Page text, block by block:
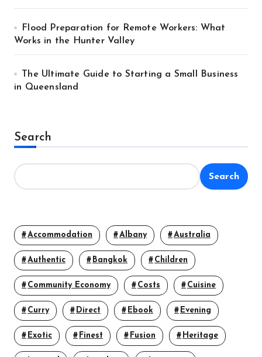
Flood Preparation for Remote Workers: What
Works in the Hunter Valley
The Ultimate Guide to Starting a Small Business
in Queensland
Search
Search
Accommodation Albany Australia
Authentic Bangkok Children
Community Economy Costs Cuisine
Curry Direct Ebook Evening
Exotic Finest Fusion Heritage